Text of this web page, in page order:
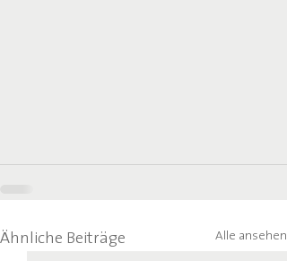
Ähnliche Beiträge Alle ansehen